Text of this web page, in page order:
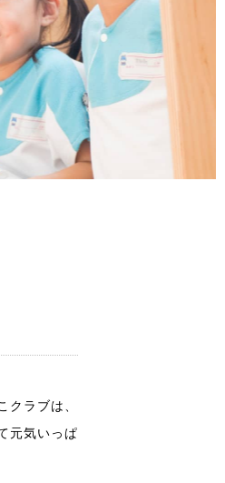
ラブは、
元気いっぱ